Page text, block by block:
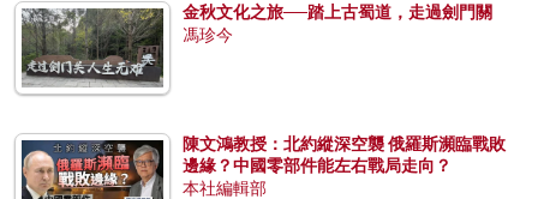
金秋文化之旅──踏上古蜀道，走過劍門關
馮珍今
陳文鴻教授：北約縱深空襲 俄羅斯瀕臨戰敗
邊緣？中國零部件能左右戰局走向？
本社編輯部